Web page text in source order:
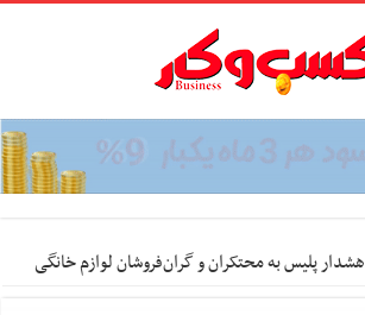
هشدار پلیس به محتکران و گران‌فروشان لوازم خانگی